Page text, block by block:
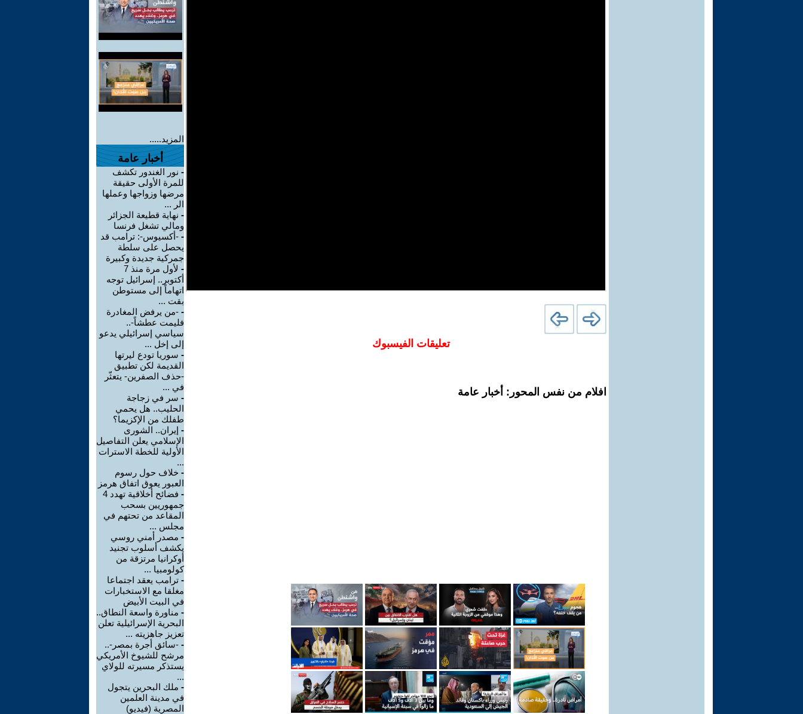
تعليقات الفيسبوك
افلام من نفس المحور: أخبار عامة
المزيد.....
أخبار عامة
- نور الغندور تكشف
للمرة الأولى حقيقة
مرضها وزواجها وعملها
الر ...
- نهاية قطيعة الجزائر
ومالي تشغل فرنسا
- -أكسيوس-: ترامب قد
يحصل على سلطة
جمركية جديدة وكبيرة
-
لأول مرة منذ 7
أكتوبر.. إسرائيل توجه
اتهاماً إلى مستوطن
بقت ...
- -من يرفض المغادرة
فليمت عطشاً-..
سياسي إسرائيلي يدعو
إلى إخل ...
- سوريا تودع ليرتها
القديمة لكن تطبيق
-حذف الصفرين- يتعثّر
في ...
- سر في زجاجة
الحليب.. هل يحمي
طفلك من الإكزيما؟
- إيران.. الشورى
الإسلامي يعلن التفاصيل
الأولية للخطة الاسترات
...
- خلاف حول رسوم
العبور يعوق اتفاق هرمز
-
فضائح أخلاقية تهدد 4
جمهوريين بسحب
المقاعد من تحتهم في
مجلس ...
- مصدر أمني روسي
يكشف أسلوب تجنيد
أوكرانيا مرتزقة من
كولومبيا ...
- ترامب يعقد اجتماعا
مغلقا مع الاستخبارات
في البيت الأبيض
- مناورة واسعة النطاق..
البحرية الإسرائيلية تعلن
تعزيز جاهزيته ...
- -سائق أجرة بمصر-..
مرشح للشيوخ الأمريكي
يستذكر مسيرته للولاي
...
- ملك البحرين يتجول
في مدينة العلمين
المصرية (فيديو)